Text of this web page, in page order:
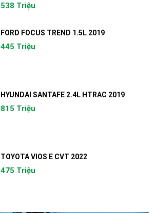
538 Triệu
FORD FOCUS TREND 1.5L 2019
445 Triệu
HYUNDAI SANTAFE 2.4L HTRAC 2019
815 Triệu
TOYOTA VIOS E CVT 2022
475 Triệu